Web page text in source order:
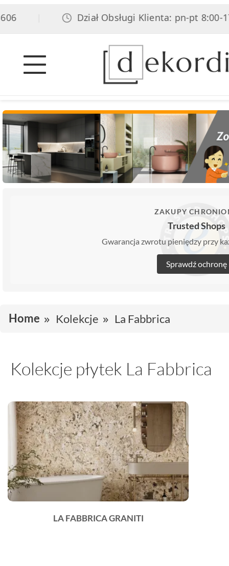
Dział Obsługi Klienta: pn-pt 8:00-
ZAKUPY
Trusted Shops
Gwarancja zwrotu pieniędzy przy
Sprawdź ochronę
Home Kolekcje La Fabbrica
Kolekcje płytek La Fabbrica
LA FABBRICA GRANITI